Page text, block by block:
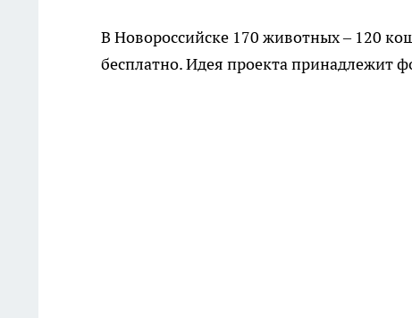
В Новороссийске 170 животных – 120
бесплатно. Идея проекта